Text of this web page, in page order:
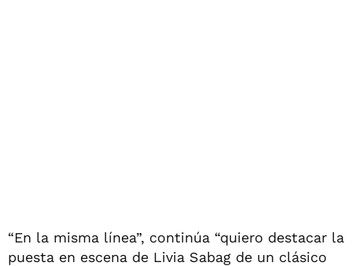
“En la misma línea”, continúa “quiero destacar la
puesta en escena de Livia Sabag de un clásico